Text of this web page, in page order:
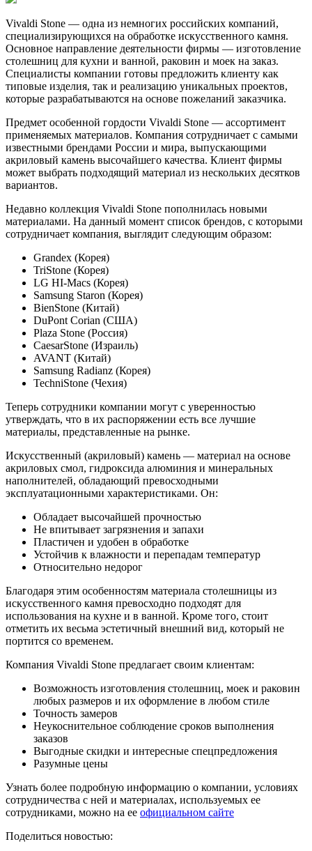
Vivaldi Stone — одна из немногих российских компаний,
специализирующихся на обработке искусственного камня.
Основное направление деятельности фирмы — изготовление
столешниц для кухни и ванной, раковин и моек на заказ.
Специалисты компании готовы предложить клиенту как
типовые изделия, так и реализацию уникальных проектов,
которые разрабатываются на основе пожеланий заказчика.
Предмет особенной гордости Vivaldi Stone — ассортимент
применяемых материалов. Компания сотрудничает с самыми
известными брендами России и мира, выпускающими
акриловый камень высочайшего качества. Клиент фирмы
может выбрать подходящий материал из нескольких десятков
вариантов.
Недавно коллекция Vivaldi Stone пополнилась новыми
материалами. На данный момент список брендов, с которыми
сотрудничает компания, выглядит следующим образом:
Grandex (Корея)
TriStone (Корея)
LG HI-Macs (Корея)
Samsung Staron (Корея)
BienStone (Китай)
DuPont Corian (США)
Plaza Stone (Россия)
CaesarStone (Израиль)
AVANT (Китай)
Samsung Radianz (Корея)
TechniStone (Чехия)
Теперь сотрудники компании могут с уверенностью
утверждать, что в их распоряжении есть все лучшие
материалы, представленные на рынке.
Искусственный (акриловый) камень — материал на основе
акриловых смол, гидроксида алюминия и минеральных
наполнителей, обладающий превосходными
эксплуатационными характеристиками. Он:
Обладает высочайшей прочностью
Не впитывает загрязнения и запахи
Пластичен и удобен в обработке
Устойчив к влажности и перепадам температур
Относительно недорог
Благодаря этим особенностям материала столешницы из
искусственного камня превосходно подходят для
использования на кухне и в ванной. Кроме того, стоит
отметить их весьма эстетичный внешний вид, который не
портится со временем.
Компания Vivaldi Stone предлагает своим клиентам:
Возможность изготовления столешниц, моек и раковин
любых размеров и их оформление в любом стиле
Точность замеров
Неукоснительное соблюдение сроков выполнения
заказов
Выгодные скидки и интересные спецпредложения
Разумные цены
Узнать более подробную информацию о компании, условиях
сотрудничества с ней и материалах, используемых ее
сотрудниками, можно на ее официальном сайте
Поделиться новостью: